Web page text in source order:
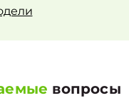
вопросы